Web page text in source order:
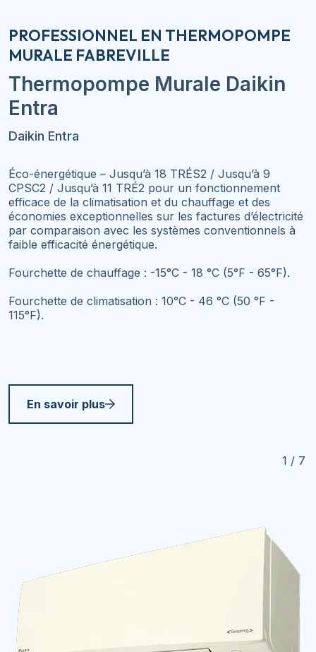
PROFESSIONNEL EN THERMOPOMPE
MURALE FABREVILLE
Thermopompe Murale Daikin
Entra
Daikin Entra
Éco-énergétique – Jusqu’à 18 TRÉS2 / Jusqu’à 9
CPSC2 / Jusqu’à 11 TRÉ2 pour un fonctionnement
efficace de la climatisation et du chauffage et des
économies exceptionnelles sur les factures d’électricité
par comparaison avec les systèmes conventionnels à
faible efficacité énergétique.
Fourchette de chauffage : -15°C - 18 °C (5°F - 65°F).
Fourchette de climatisation : 10°C - 46 °C (50 °F -
115°F).
En savoir plus
1 / 7